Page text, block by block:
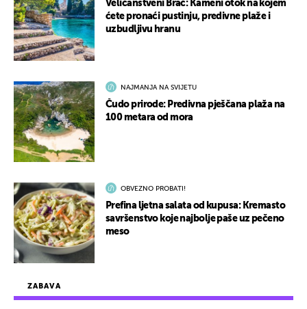
ZABAVA
Veličanstveni Brač: Kameni otok na kojem
ćete pronaći pustinju, predivne plaže i
uzbudljivu hranu
NAJMANJA NA SVIJETU
Čudo prirode: Predivna pješčana plaža na
100 metara od mora
OBVEZNO PROBATI!
Prefina ljetna salata od kupusa: Kremasto
savršenstvo koje najbolje paše uz pečeno
meso